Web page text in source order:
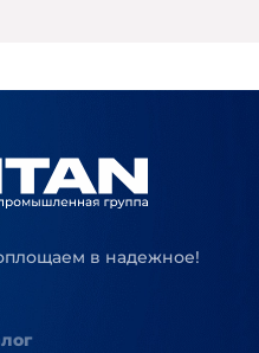
в надежное!